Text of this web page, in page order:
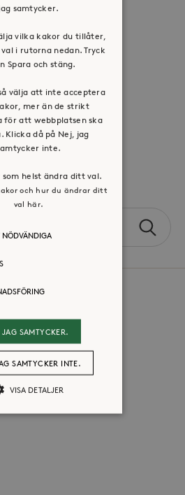
Historia
för personuppgifter
hos oss
mediakontakt
Stora Sköndal
Sök
samtycker.
vilka kakor du tillåter,
i rutorna nedan. Tryck
Spara och stäng.
välja att inte acceptera
mer än de strikt
för att webbplatsen ska
Klicka då på Nej, jag
inte.
som helst ändra ditt val.
och hur du ändrar ditt
val här.
NÖDVÄNDIGA
SAMTYCKER.
SAMTYCKER INTE.
VISA DETALJER
kakor tillåter